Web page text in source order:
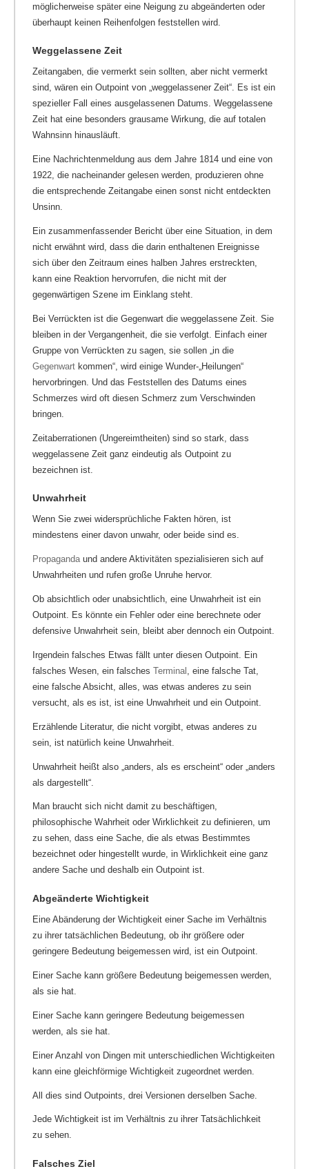
möglicherweise später eine Neigung zu abgeänderten oder
überhaupt keinen Reihenfolgen feststellen wird.
Weggelassene Zeit
Zeitangaben, die vermerkt sein sollten, aber nicht vermerkt
sind, wären ein Outpoint von „weggelassener Zeit“. Es ist ein
spezieller Fall eines ausgelassenen Datums. Weggelassene
Zeit hat eine besonders grausame Wirkung, die auf totalen
Wahnsinn hinausläuft.
Eine Nachrichtenmeldung aus dem Jahre 1814 und eine von
1922, die nacheinander gelesen werden, produzieren ohne
die entsprechende Zeitangabe einen sonst nicht entdeckten
Unsinn.
Ein zusammenfassender Bericht über eine Situation, in dem
nicht erwähnt wird, dass die darin enthaltenen Ereignisse
sich über den Zeitraum eines halben Jahres erstreckten,
kann eine Reaktion hervorrufen, die nicht mit der
gegenwärtigen Szene im Einklang steht.
Bei Verrückten ist die Gegenwart die weggelassene Zeit. Sie
bleiben in der Vergangenheit, die sie verfolgt. Einfach einer
Gruppe von Verrückten zu sagen, sie sollen „in die
Gegenwart kommen“, wird einige Wunder-„Heilungen“
hervorbringen. Und das Feststellen des Datums eines
Schmerzes wird oft diesen Schmerz zum Verschwinden
bringen.
Zeitaberrationen (Ungereimtheiten) sind so stark, dass
weggelassene Zeit ganz eindeutig als Outpoint zu
bezeichnen ist.
Unwahrheit
Wenn Sie zwei widersprüchliche Fakten hören, ist
mindestens einer davon unwahr, oder beide sind es.
Propagandaund andere Aktivitäten spezialisieren sich auf
Unwahrheiten und rufen große Unruhe hervor.
Ob absichtlich oder unabsichtlich, eine Unwahrheit ist ein
Outpoint. Es könnte ein Fehler oder eine berechnete oder
defensive Unwahrheit sein, bleibt aber dennoch ein Outpoint.
Irgendein falsches Etwas fällt unter diesen Outpoint. Ein
falsches Wesen, ein falsches Terminal
, eine falsche Tat,
eine falsche Absicht, alles, was etwas anderes zu sein
versucht, als es ist, ist eine Unwahrheit und ein Outpoint.
Erzählende Literatur, die nicht vorgibt, etwas anderes zu
sein, ist natürlich keine Unwahrheit.
Unwahrheit heißt also „anders, als es erscheint“ oder „anders
als dargestellt“.
Man braucht sich nicht damit zu beschäftigen,
philosophische Wahrheit oder Wirklichkeit zu definieren, um
zu sehen, dass eine Sache, die als etwas Bestimmtes
bezeichnet oder hingestellt wurde, in Wirklichkeit eine ganz
andere Sache und deshalb ein Outpoint ist.
Abgeänderte Wichtigkeit
Eine Abänderung der Wichtigkeit einer Sache im Verhältnis
zu ihrer tatsächlichen Bedeutung, ob ihr größere oder
geringere Bedeutung beigemessen wird, ist ein Outpoint.
Einer Sache kann größere Bedeutung beigemessen werden,
als sie hat.
Einer Sache kann geringere Bedeutung beigemessen
werden, als sie hat.
Einer Anzahl von Dingen mit unterschiedlichen Wichtigkeiten
kann eine gleichförmige Wichtigkeit zugeordnet werden.
All dies sind Outpoints, drei Versionen derselben Sache.
Jede Wichtigkeit ist im Verhältnis zu ihrer Tatsächlichkeit
zu sehen.
Falsches Ziel